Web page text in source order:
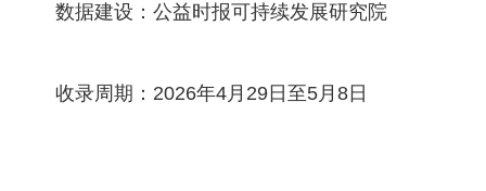
数据建设：公益时报可持续发展研究院
收录周期：2026年4月29日至5月8日